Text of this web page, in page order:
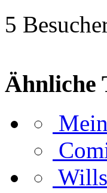
5
Ähnliche